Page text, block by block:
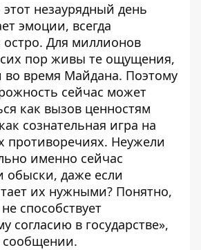
незаурядный день
эмоции, всегда
остро. Для миллионов
пор живы те ощущения,
время Майдана. Поэтому
сейчас может
как вызов ценностям
сознательная игра на
противоречиях. Неужели
именно сейчас
обыски, даже если
их нужными? Понятно,
способствует
согласию в государстве»,
сообщении.